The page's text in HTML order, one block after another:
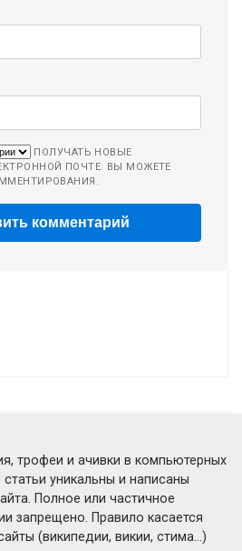
ПОЛУЧАТЬ НОВЫЕ
ПОЧТЕ. ВЫ МОЖЕТЕ
трофеи и ачивки в компьютерных
уникальны и написаны
Полное или частичное
запрещено. Правило касается
(википедии, викии, стима...)